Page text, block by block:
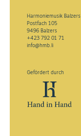
Harmoniemusik Balzers
Postfach 105
9496 Balzers
+423 792 01 71
info@hmb.li
Gefördert durch